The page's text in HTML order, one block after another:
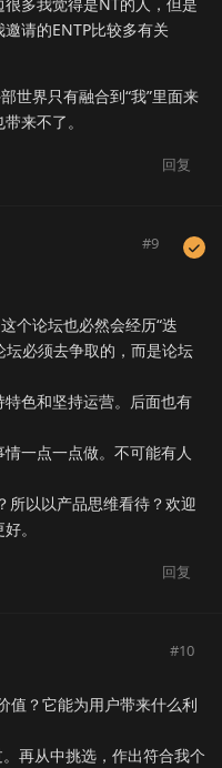
请的ENTP比较多有关
世界只有融合到“我”里面来
来不了。
回复
#9
个论坛也必然会经历“迭
坛必须去争取的，而是论坛
色和坚持运营。后面也有
一点一点做。不可能有人
所以以产品思维看待？欢迎
。
回复
#10
值？它能为用户带来什么利
再从中挑选，作出符合我个